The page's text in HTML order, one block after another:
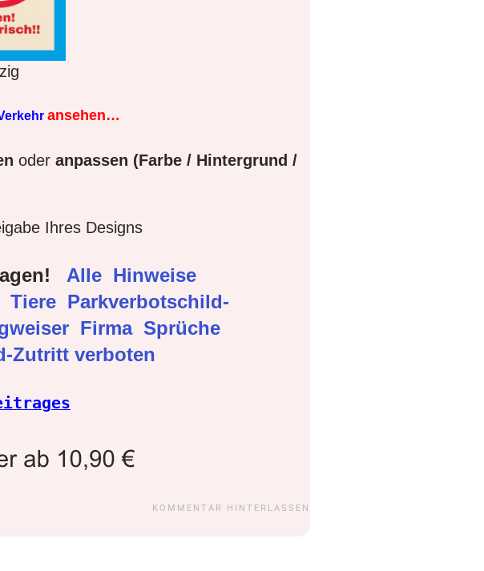
ansehen…
oder anpassen (Farbe / Hintergrund /
Ihres Designs
Alle Hinweise
Tiere Parkverbotschild-
Firma Sprüche
Zutritt verboten
KOMMENTAR HINTERLASSEN